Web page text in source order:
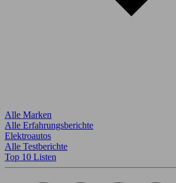
Alle Marken
Alle Erfahrungsberichte
Elektroautos
Alle Testberichte
Top 10 Listen